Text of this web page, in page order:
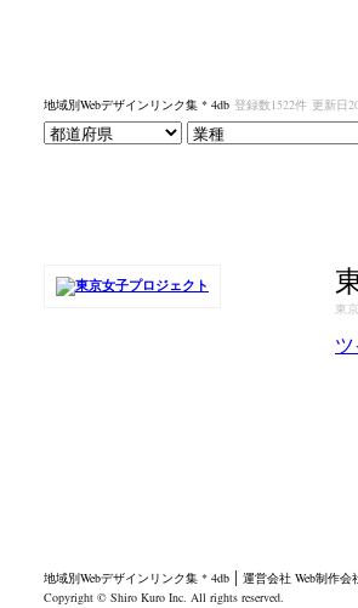
地域別Webデザインリンク集 * 4db 登録数1522件 更新日
東
地域別Webデザインリンク集 * 4db 運営会社 Web制作
Copyright © Shiro Kuro Inc. All rights reserved.